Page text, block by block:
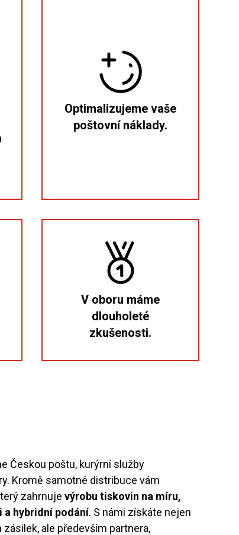
Optimalizujeme vaše
poštovní náklady.
V oboru máme
dlouholeté
zkušenosti.
Českou poštu, kurýrní služby
Kromě samotné distribuce vám
zahrnuje výrobu tiskovin na míru,
hybridní podání. S námi získáte nejen
ale především partnera,